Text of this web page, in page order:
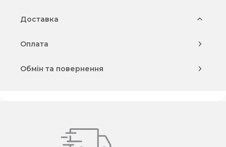
Доставка
Оплата
Обмін та повернення